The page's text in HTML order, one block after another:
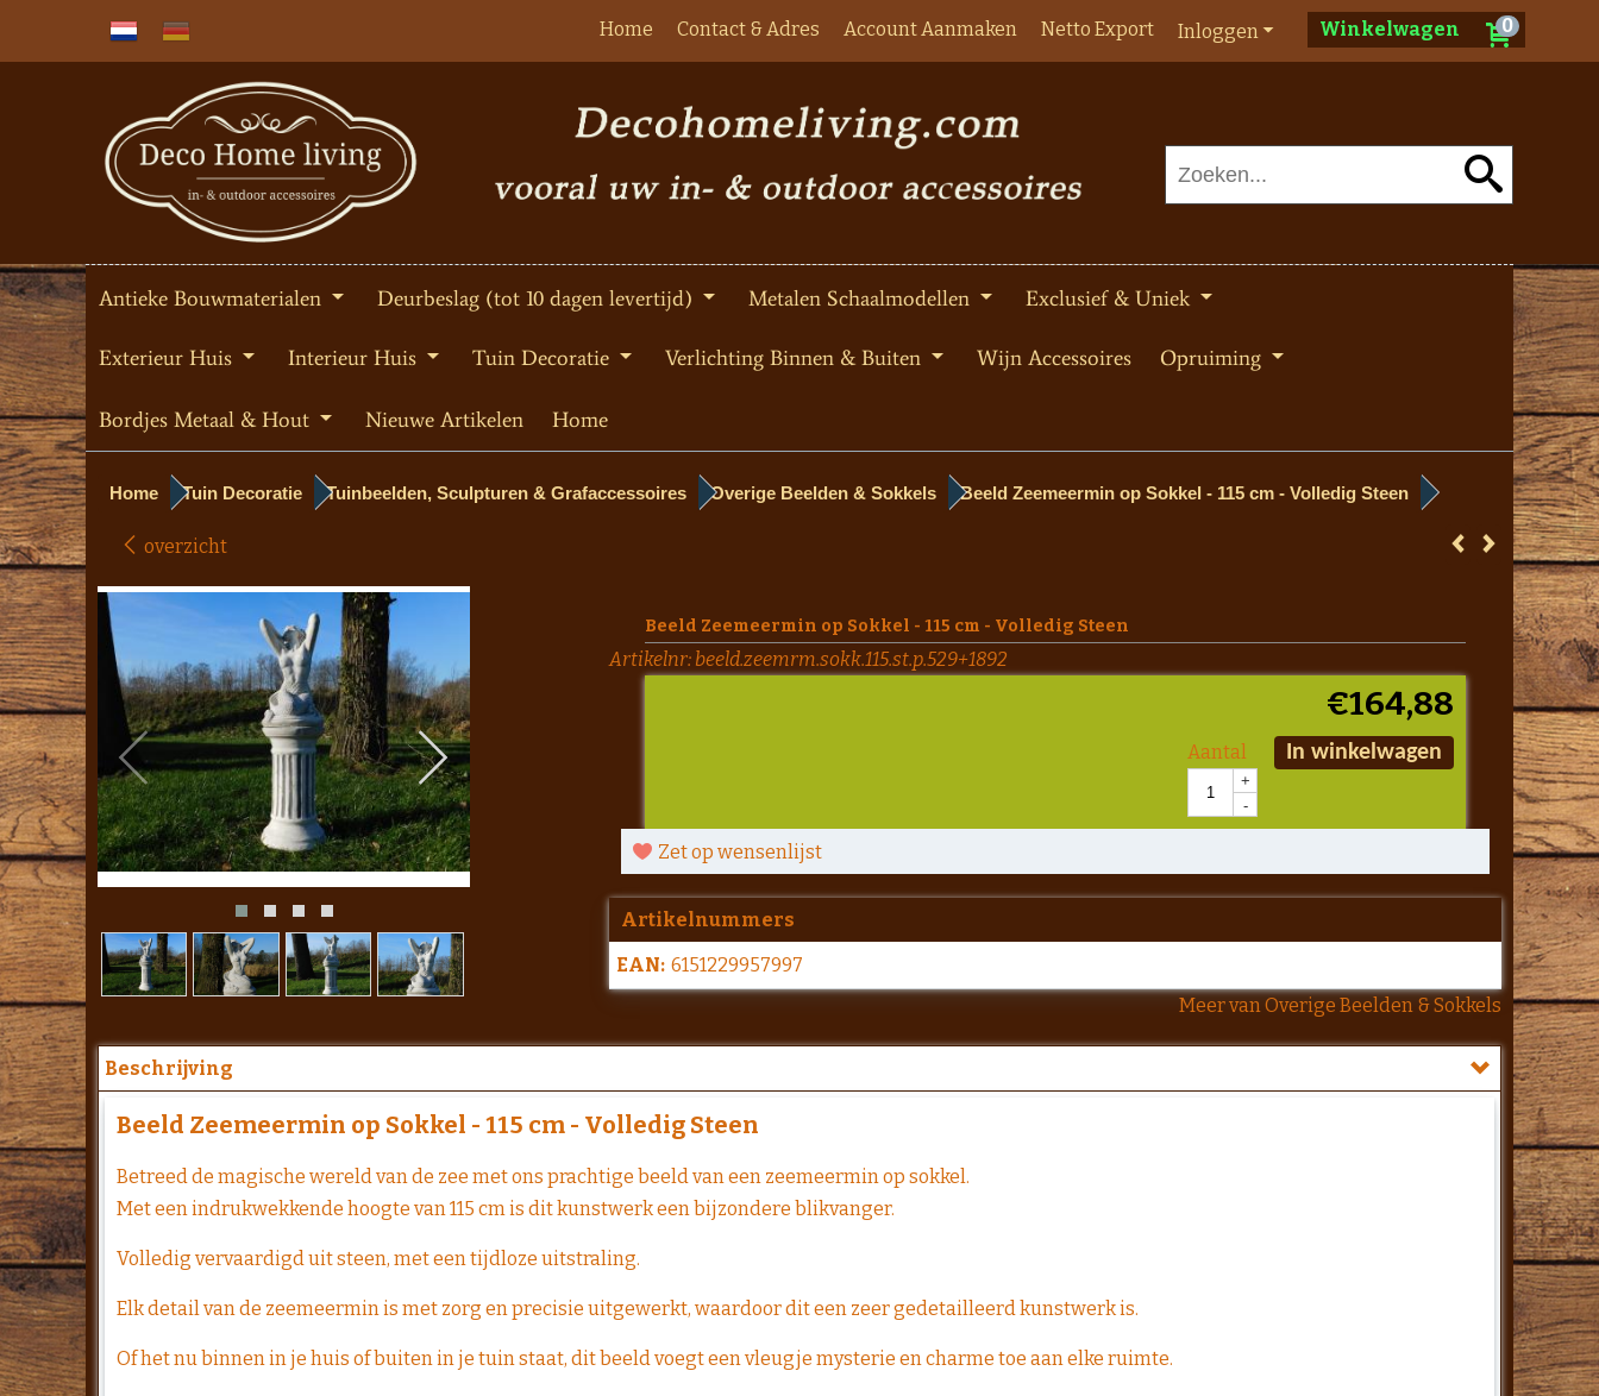
Winkelwagen 0
Inloggen
Home Contact & Adres Account Aanmaken Netto Export
Antieke Bouwmaterialen Deurbeslag (tot 10 dagen levertijd) Metalen Schaalmodellen Exclusief & Uniek
Exterieur Huis Interieur Huis Tuin Decoratie Verlichting Binnen & Buiten Wijn Accessoires Opruiming
Bordjes Metaal & Hout Nieuwe Artikelen Home
Home Tuin Decoratie Tuinbeelden, Sculpturen & Grafaccessoires Overige Beelden & Sokkels Beeld Zeemeermin op Sokkel - 115 cm - Volledig Steen
overzicht
Beeld Zeemeermin op Sokkel - 115 cm - Volledig Steen
Artikelnr: beeld.zeemrm.sokk.115.st.p.529+1892
€164,88
Aantal
+
-
In winkelwagen
Zet op wensenlijst
Artikelnummers
EAN: 6151229957997
Meer van Overige Beelden & Sokkels
Beschrijving
Beeld Zeemeermin op Sokkel - 115 cm - Volledig Steen
Betreed de magische wereld van de zee met ons prachtige beeld van een zeemeermin op sokkel.
Met een indrukwekkende hoogte van 115 cm is dit kunstwerk een bijzondere blikvanger.
Volledig vervaardigd uit steen, met een tijdloze uitstraling.
Elk detail van de zeemeermin is met zorg en precisie uitgewerkt, waardoor dit een zeer gedetailleerd kunstwerk is.
Of het nu binnen in je huis of buiten in je tuin staat, dit beeld voegt een vleugje mysterie en charme toe aan elke ruimte.